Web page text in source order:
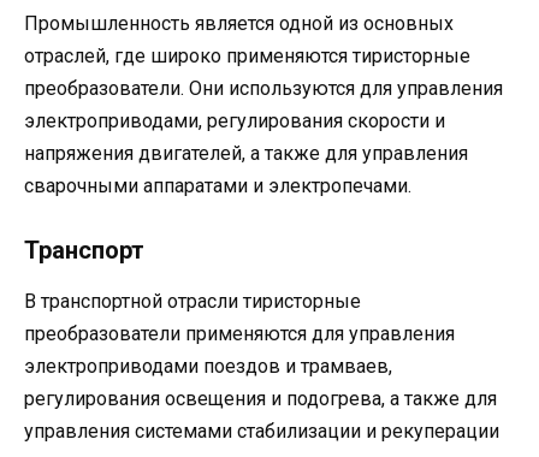
Промышленность является одной из основных
отраслей, где широко применяются тиристорные
преобразователи. Они используются для управления
электроприводами, регулирования скорости и
напряжения двигателей, а также для управления
сварочными аппаратами и электропечами.
Транспорт
В транспортной отрасли тиристорные
преобразователи применяются для управления
электроприводами поездов и трамваев,
регулирования освещения и подогрева, а также для
управления системами стабилизации и рекуперации